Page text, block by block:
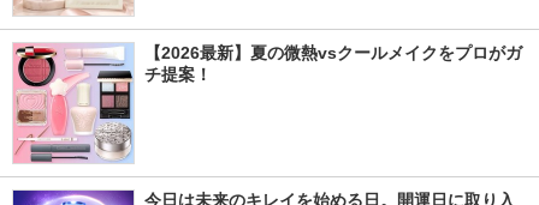
【2026最新】夏の微熱vsクールメイクをプロがガ
チ提案！
今日は未来のキレイを始める日。開運日に取り入